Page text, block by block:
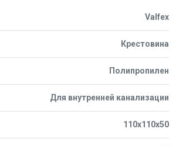
Valfex
Крестовина
Полипропилен
Для внутренней канализации
110x110x50